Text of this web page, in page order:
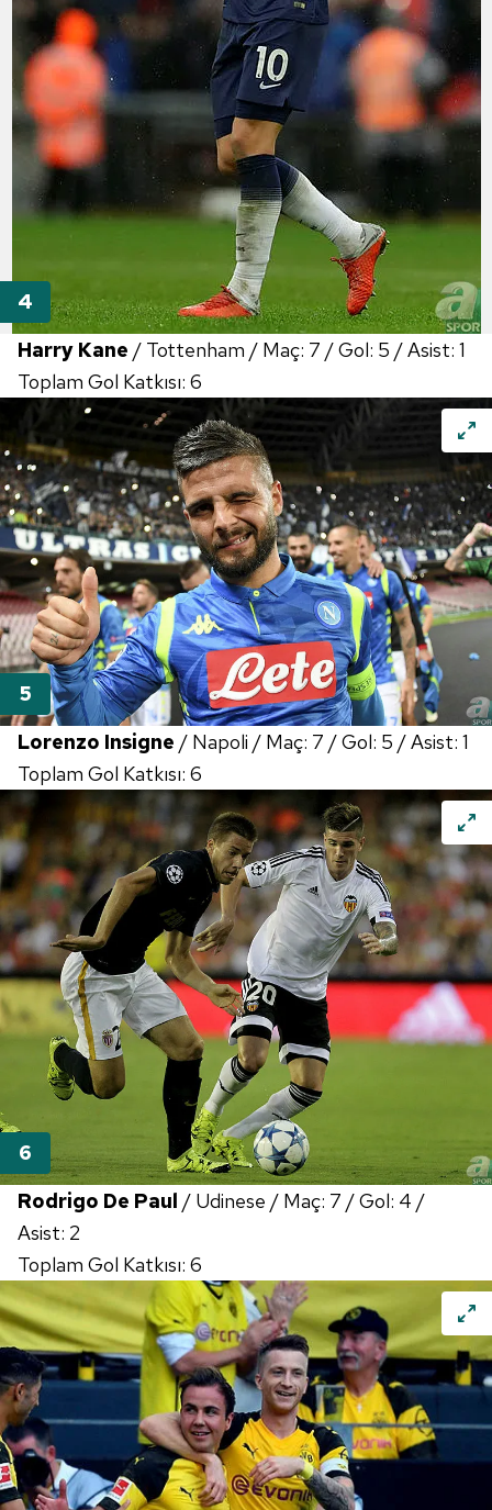
Harry Kane / Tottenham / Maç: 7 / Gol: 5 / Asist: 1
Toplam Gol Katkısı: 6
Lorenzo Insigne / Napoli / Maç: 7 / Gol: 5 / Asist: 1
Toplam Gol Katkısı: 6
Rodrigo De Paul / Udinese / Maç: 7 / Gol: 4 /
Asist: 2
Toplam Gol Katkısı: 6